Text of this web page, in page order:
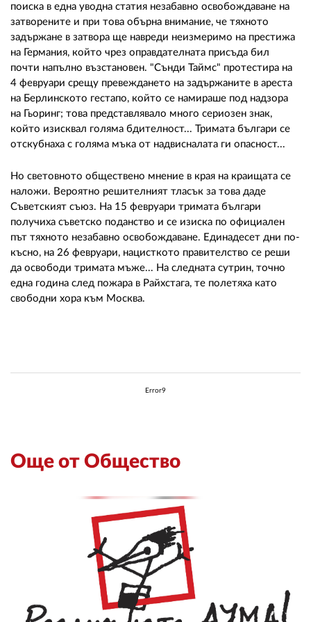
поиска в една уводна статия незабавно освобождаване на
затворените и при това обърна внимание, че тяхното
задържане в затвора ще навреди неизмеримо на престижа
на Германия, който чрез оправдателната присъда бил
почти напълно възстановен. "Сънди Таймс" протестира на
4 февруари срещу превеждането на задържаните в ареста
на Берлинското гестапо, който се намираше под надзора
на Гьоринг; това представлявало много сериозен знак,
който изисквал голяма бдителност... Тримата българи се
отскубнаха с голяма мъка от надвисналата ги опасност...
Но световното обществено мнение в края на краищата се
наложи. Вероятно решителният тласък за това даде
Съветският съюз. На 15 февруари тримата българи
получиха съветско поданство и се изиска по официален
път тяхното незабавно освобождаване. Единадесет дни по-
късно, на 26 февруари, нацисткото правителство се реши
да освободи тримата мъже... На следната сутрин, точно
една година след пожара в Райхстага, те полетяха като
свободни хора към Москва.
Error9
Още от Общество